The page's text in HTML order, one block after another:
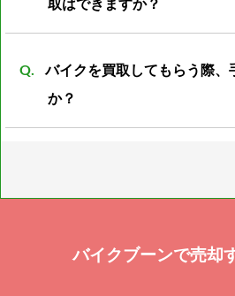
取はできますか？
済の書類の紛失の場合は再発行
時、ナンバープレートの番号、
が必須となります。 上記の4点
バイクを買取してもらう際、
か？
き上げ代、書類の再発行代が必
バイクブーンで売却